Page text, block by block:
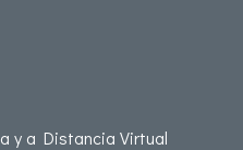
y a Distancia Virtual